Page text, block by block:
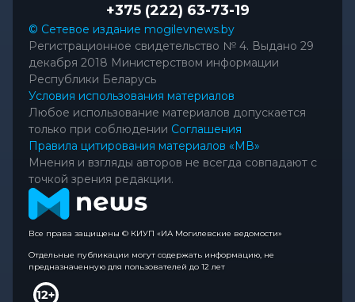
+375 (222) 63-73-19
© Сетевое издание mogilevnews.by
Регистрационное свидетельство № 4. Выдано 29
декабря 2018 Министерством информации
Республики Беларусь
Условия использования материалов
Любое использование материалов допускается
только при соблюдении Соглашения
Правила цитирования материалов «МВ»
Мнения и взгляды авторов не всегда совпадают с
точкой зрения редакции.
Все права защищены © КИУП «ИА Могилевские ведомости»
Отдельные публикации могут содержать информацию, не
предназначенную для пользователей до 12 лет